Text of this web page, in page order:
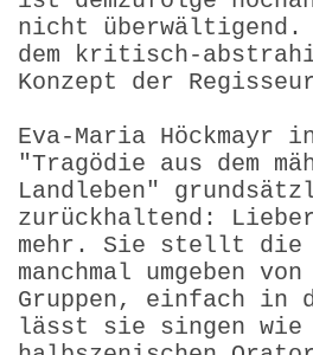
nicht
dem kritisch-
Konzept der
Eva-Maria Höckmayr
"Tragödie aus dem
Landleben"
zurückhaltend:
mehr. Sie stellt die
manchmal umgeben von
Gruppen, einfach in
lässt sie singen wie